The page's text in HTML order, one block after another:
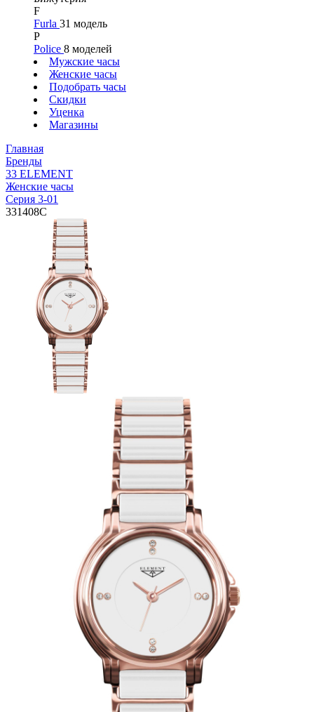
F
Furla 31 модель
P
Police 8 моделей
Мужские часы
Женские часы
Подобрать часы
Скидки
Уценка
Магазины
Главная
Бренды
33 ELEMENT
Женские часы
Серия 3-01
331408C